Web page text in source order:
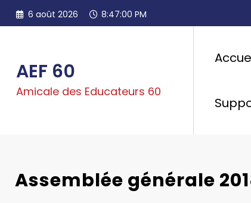
Aller
6 août 2026 8:47:01 PM
AEF 60
Amicale des Educateurs 60
Assemblée générale